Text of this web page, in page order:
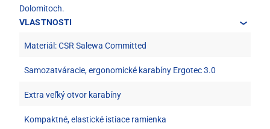
Dolomitoch.
VLASTNOSTI
Materiál: CSR Salewa Committed
Samozatváracie, ergonomické karabíny Ergotec 3.0
Extra veľký otvor karabíny
Kompaktné, elastické istiace ramienka